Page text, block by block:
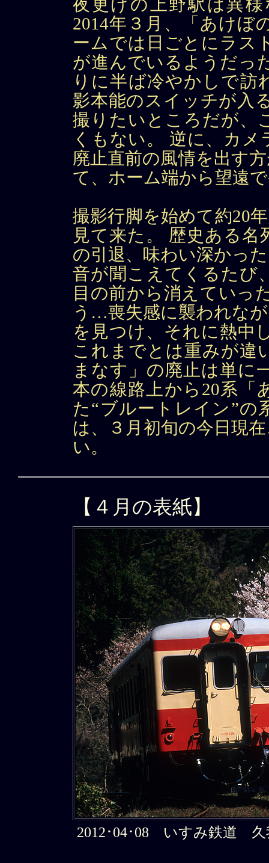
夜更けの上野駅は異
2014年３月、「あけぼ
ームでは日ごとにラス
が進んでいるようだっ
りに半ば冷やかしで訪
影本能のスイッチが入
撮りたいところだが、
くもない。 逆に、カ
廃止直前の風情を出す
て、ホーム端から望遠
撮影行脚を始めて約20
見て来た。 歴史ある
の引退、味わい深かっ
音が聞こえてくるたび
目の前から消えていっ
う…喪失感に襲われな
を見つけ、それに熱中
これまでとは重みが違
まなす」の廃止は単に
本の線路上から20系「
た“ブルートレイン”の
は、３月初旬の今日現
い。
【４月の表紙】
2012･04･08 いすみ鉄道 久